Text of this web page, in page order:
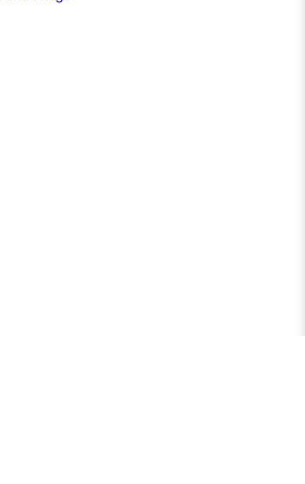
Ministerium für Familie, Senioren,